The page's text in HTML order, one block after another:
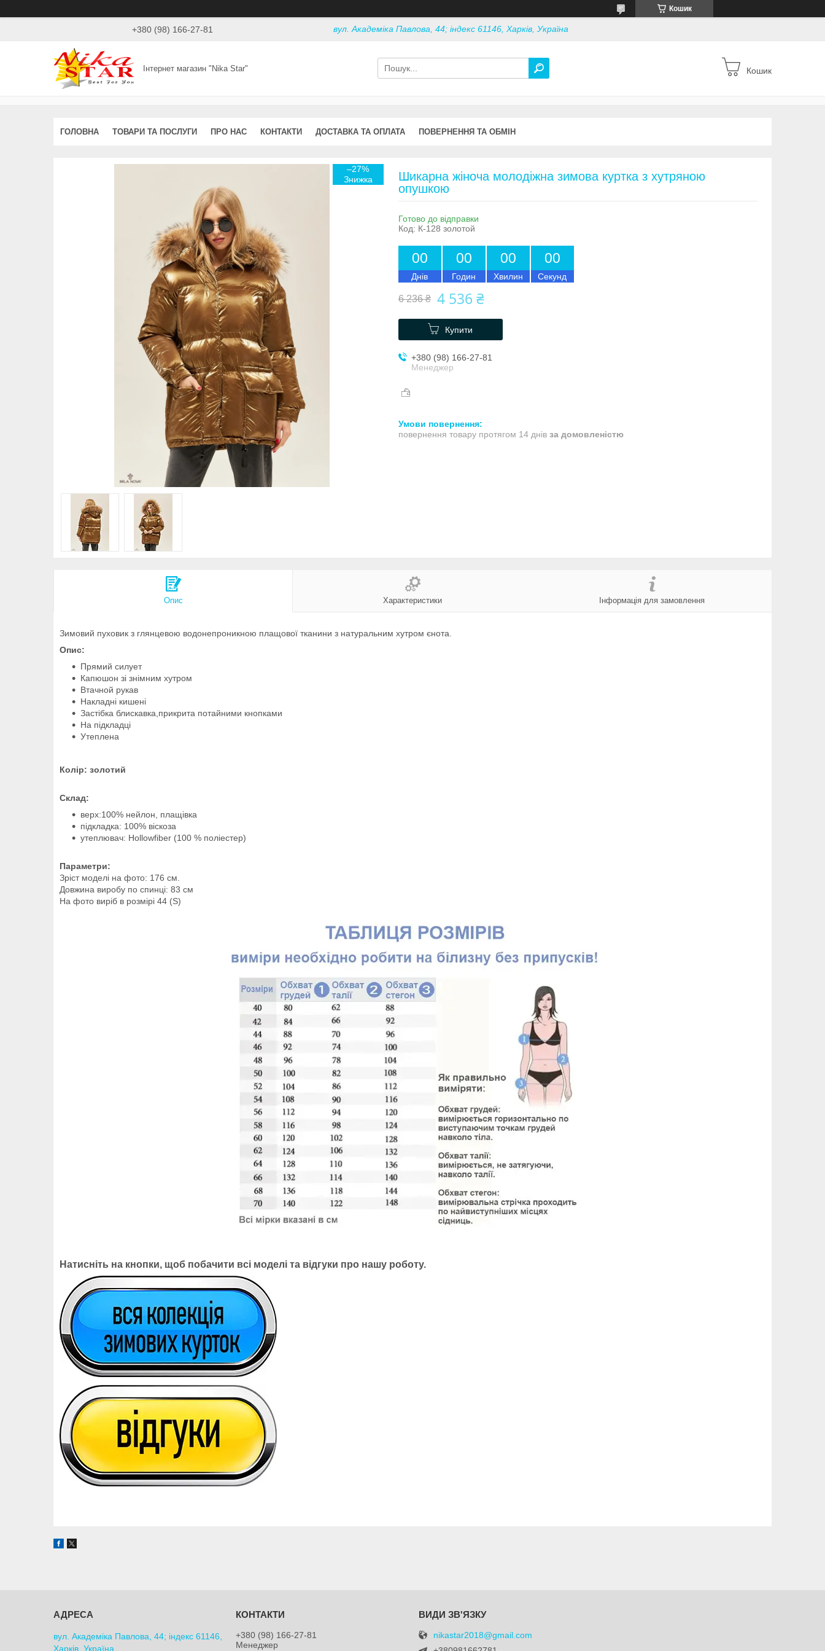
Кошик
+380 (98) 166-27-81 вул. Академіка Павлова, 44; індекс 61146, Харків, Україна
Інтернет магазин "Nika Star" Кошик
ГОЛОВНА ТОВАРИ ТА ПОСЛУГИ ПРО НАС КОНТАКТИ ДОСТАВКА ТА ОПЛАТА ПОВЕРНЕННЯ ТА ОБМІН
–27%
Шикарна жіноча молодіжна зимова куртка з хутряною
опушкою
Готово до відправки
Код: К-128 золотой
00
Днів
00
Годин
00
Хвилин
00
Секунд
6 236 ₴ 4 536 ₴
Купити
+380 (98) 166-27-81
Менеджер
повернення товару протягом 14 днів за домовленістю
Опис Характеристики Інформація для замовлення
Зимовий пуховик з глянцевою водонепроникною плащової тканини з натуральним хутром єнота.
Опис:
Прямий силует
Капюшон зі знімним хутром
Втачной рукав
Накладні кишені
Застібка блискавка,прикрита потайними кнопками
На підкладці
Утеплена
Колір: золотий
Склад:
верх:100% нейлон, плащівка
підкладка: 100% віскоза
утеплювач: Hollowfiber (100 % поліестер)
Параметри:
Зріст моделі на фото: 176 см.
Довжина виробу по спинці: 83 см
На фото виріб в розмірі 44 (S)
Натисніть на кнопки, щоб побачити всі моделі та відгуки про нашу роботу.
вул. Академіка Павлова, 44; індекс 61146,
Харків, Україна
+380 (98) 166-27-81
Менеджер
nikastar2018@gmail.com